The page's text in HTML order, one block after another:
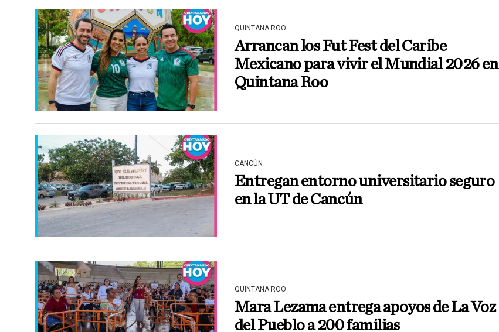
QUINTANA ROO
Arrancan los Fut Fest del Caribe
Mexicano para vivir el Mundial 2026 en
Quintana Roo
CANCÚN
Entregan entorno universitario seguro
en la UT de Cancún
QUINTANA ROO
Mara Lezama entrega apoyos de La Voz
del Pueblo a 200 familias